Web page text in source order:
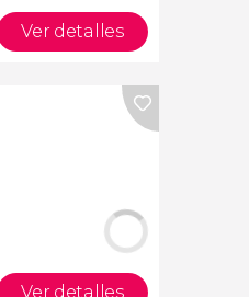
Ver detalles
Ver detalles